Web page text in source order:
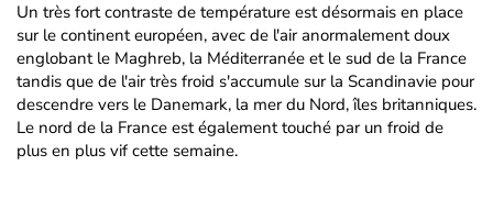
Un très fort contraste de température est désormais en place
sur le continent européen, avec de l'air anormalement doux
englobant le Maghreb, la Méditerranée et le sud de la France
tandis que de l'air très froid s'accumule sur la Scandinavie pour
descendre vers le Danemark, la mer du Nord, îles britanniques.
Le nord de la France est également touché par un froid de
plus en plus vif cette semaine.